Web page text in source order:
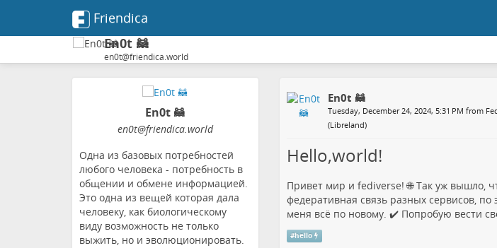
Friendica
En0t 🦝
en0t@friendica.world
En0t 🦝
en0t@friendica.world
Одна из базовых потребностей
любого человека - потребность в
общении и обмене информацией.
Это одна из вещей которая дала
человеку, как биологическому
виду возможность не только
выжить, но и эволюционировать.
En0t 🦝
Tuesday, December 24, 2024, 5:31 PM from
(Libreland)
Hello,world!
Привет мир и fediverse! 🌐 Так уж вышло,
федеративная связь разных сервисов,
меня всё по новому. ✔️ Попробую вести
#hello